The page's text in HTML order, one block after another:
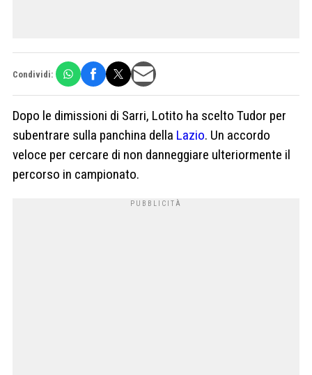
Condividi:
Dopo le dimissioni di Sarri, Lotito ha scelto Tudor per
subentrare sulla panchina della Lazio. Un accordo
veloce per cercare di non danneggiare ulteriormente il
percorso in campionato.